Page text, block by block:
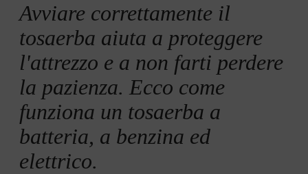
Avviare correttamente il
tosaerba aiuta a proteggere
l'attrezzo e a non farti perdere
la pazienza. Ecco come
funziona un tosaerba a
batteria, a benzina ed
elettrico.